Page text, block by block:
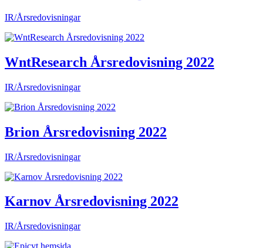
IR/Årsredovisningar
WntResearch Årsredovisning 2022
IR/Årsredovisningar
Brion Årsredovisning 2022
IR/Årsredovisningar
Karnov Årsredovisning 2022
IR/Årsredovisningar